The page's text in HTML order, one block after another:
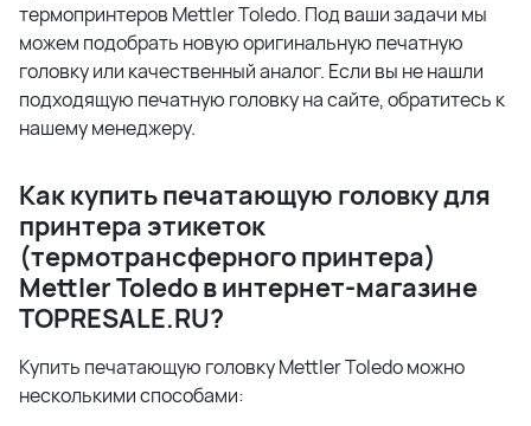
термопринтеров Mettler Toledo. Под ваши задачи мы
можем подобрать новую оригинальную печатную
головку или качественный аналог. Если вы не нашли
подходящую печатную головку на сайте, обратитесь к
нашему менеджеру.
Как купить печатающую головку для
принтера этикеток
(термотрансферного принтера)
Mettler Toledo в интернет-магазине
TOPRESALE.RU?
Купить печатающую головку Mettler Toledo можно
несколькими способами: